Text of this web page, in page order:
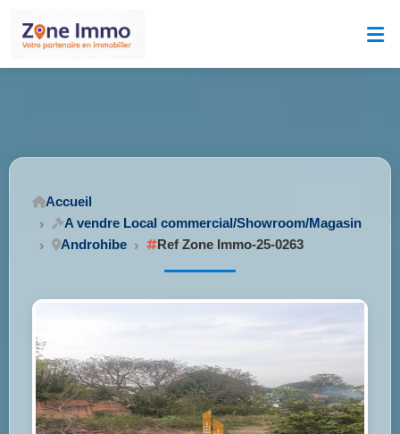
Accueil
A vendre Local commercial/Showroom/Magasin
Androhibe
Ref Zone Immo-25-0263